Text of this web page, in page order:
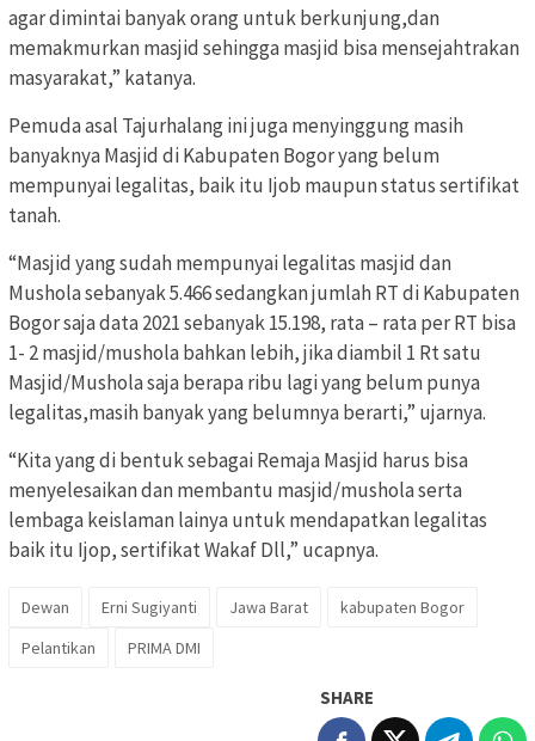
agar dimintai banyak orang untuk berkunjung,dan
memakmurkan masjid sehingga masjid bisa mensejahtrakan
masyarakat,” katanya.
Pemuda asal Tajurhalang ini juga menyinggung masih
banyaknya Masjid di Kabupaten Bogor yang belum
mempunyai legalitas, baik itu Ijob maupun status sertifikat
tanah.
“Masjid yang sudah mempunyai legalitas masjid dan
Mushola sebanyak 5.466 sedangkan jumlah RT di Kabupaten
Bogor saja data 2021 sebanyak 15.198, rata – rata per RT bisa
1- 2 masjid/mushola bahkan lebih, jika diambil 1 Rt satu
Masjid/Mushola saja berapa ribu lagi yang belum punya
legalitas,masih banyak yang belumnya berarti,” ujarnya.
“Kita yang di bentuk sebagai Remaja Masjid harus bisa
menyelesaikan dan membantu masjid/mushola serta
lembaga keislaman lainya untuk mendapatkan legalitas
baik itu Ijop, sertifikat Wakaf Dll,” ucapnya.
Dewan Erni Sugiyanti Jawa Barat
kabupaten Bogor
Pelantikan
PRIMA DMI
SHARE